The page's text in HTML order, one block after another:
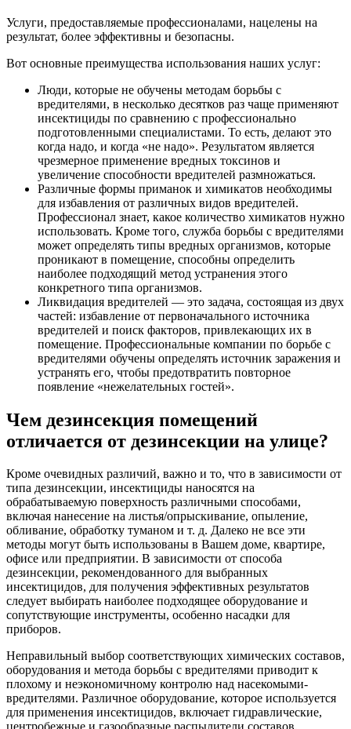
Услуги, предоставляемые профессионалами, нацелены на
результат, более эффективны и безопасны.
Вот основные преимущества использования наших услуг:
Люди, которые не обучены методам борьбы с
вредителями, в несколько десятков раз чаще применяют
инсектициды по сравнению с профессионально
подготовленными специалистами. То есть, делают это
когда надо, и когда «не надо». Результатом является
чрезмерное применение вредных токсинов и
увеличение способности вредителей размножаться.
Различные формы приманок и химикатов необходимы
для избавления от различных видов вредителей.
Профессионал знает, какое количество химикатов нужно
использовать. Кроме того, служба борьбы с вредителями
может определять типы вредных организмов, которые
проникают в помещение, способны определить
наиболее подходящий метод устранения этого
конкретного типа организмов.
Ликвидация вредителей — это задача, состоящая из двух
частей: избавление от первоначального источника
вредителей и поиск факторов, привлекающих их в
помещение. Профессиональные компании по борьбе с
вредителями обучены определять источник заражения и
устранять его, чтобы предотвратить повторное
появление «нежелательных гостей».
Чем дезинсекция помещений
отличается от дезинсекции на улице?
Кроме очевидных различий, важно и то, что в зависимости от
типа дезинсекции, инсектициды наносятся на
обрабатываемую поверхность различными способами,
включая нанесение на листья/опрыскивание, опыление,
обливание, обработку туманом и т. д. Далеко не все эти
методы могут быть использованы в Вашем доме, квартире,
офисе или предприятии. В зависимости от способа
дезинсекции, рекомендованного для выбранных
инсектицидов, для получения эффективных результатов
следует выбирать наиболее подходящее оборудование и
сопутствующие инструменты, особенно насадки для
приборов.
Неправильный выбор соответствующих химических составов,
оборудования и метода борьбы с вредителями приводит к
плохому и неэкономичному контролю над насекомыми-
вредителями. Различное оборудование, которое используется
для применения инсектицидов, включает гидравлические,